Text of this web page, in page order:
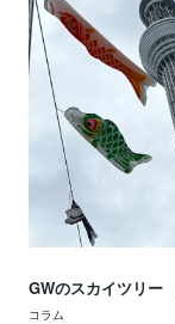
GWのスカイツリー
コラム